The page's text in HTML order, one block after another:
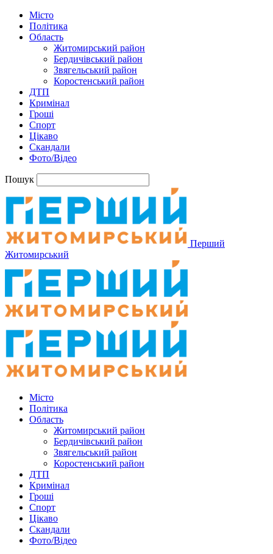
Місто
Політика
Область
Житомирський район
Бердичівський район
Звягельський район
Коростенський район
ДТП
Кримінал
Гроші
Спорт
Цікаво
Скандали
Фото/Відео
Пошук
Перший
Житомирський
Місто
Політика
Область
Житомирський район
Бердичівський район
Звягельський район
Коростенський район
ДТП
Кримінал
Гроші
Спорт
Цікаво
Скандали
Фото/Відео